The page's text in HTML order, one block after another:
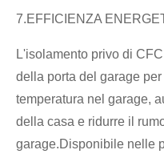
7.EFFICIENZA
L'isolamento privo di
della porta del garage
temperatura nel garage,
della casa e ridurre il
garage.Disponibile nelle